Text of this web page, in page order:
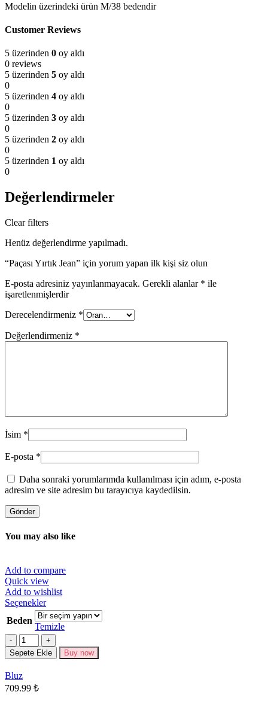
Modelin üzerindeki ürün M/38 bedendir
Customer Reviews
5 üzerinden 0 oy aldı
0 reviews
5 üzerinden 5 oy aldı
0
5 üzerinden 4 oy aldı
0
5 üzerinden 3 oy aldı
0
5 üzerinden 2 oy aldı
0
5 üzerinden 1 oy aldı
0
Değerlendirmeler
Clear filters
Henüz değerlendirme yapılmadı.
“Paçası Yırtık Jean” için yorum yapan ilk kişi siz olun
E-posta adresiniz yayınlanmayacak. Gerekli alanlar * ile
işaretlenmişlerdir
Derecelendirmeniz *
Değerlendirmeniz *
İsim *
E-posta *
Daha sonraki yorumlarımda kullanılması için adım, e-posta
adresim ve site adresim bu tarayıcıya kaydedilsin.
You may also like
Add to compare
Quick view
Add to wishlist
SeçeneklerBu
ürünün
birden
fazla
varyasyonu
var.
Beden
Temizle
Miktar
Sepete Ekle Buy now
Bluz
709.99 ₺